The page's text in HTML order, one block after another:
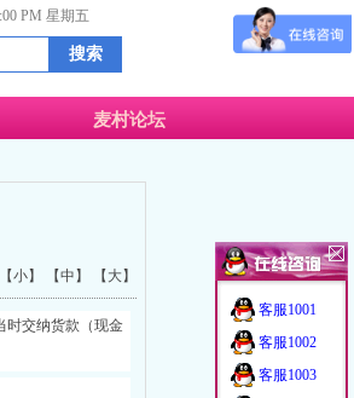
麦村论坛
PM 星期五
【小】 【中】 【大】
时交纳货款（现金
客服1001
客服1002
客服1003